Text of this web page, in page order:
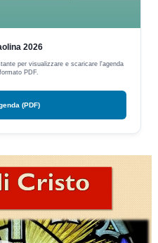
2026
per visualizzare e scaricare l'agenda
PDF.
(PDF)